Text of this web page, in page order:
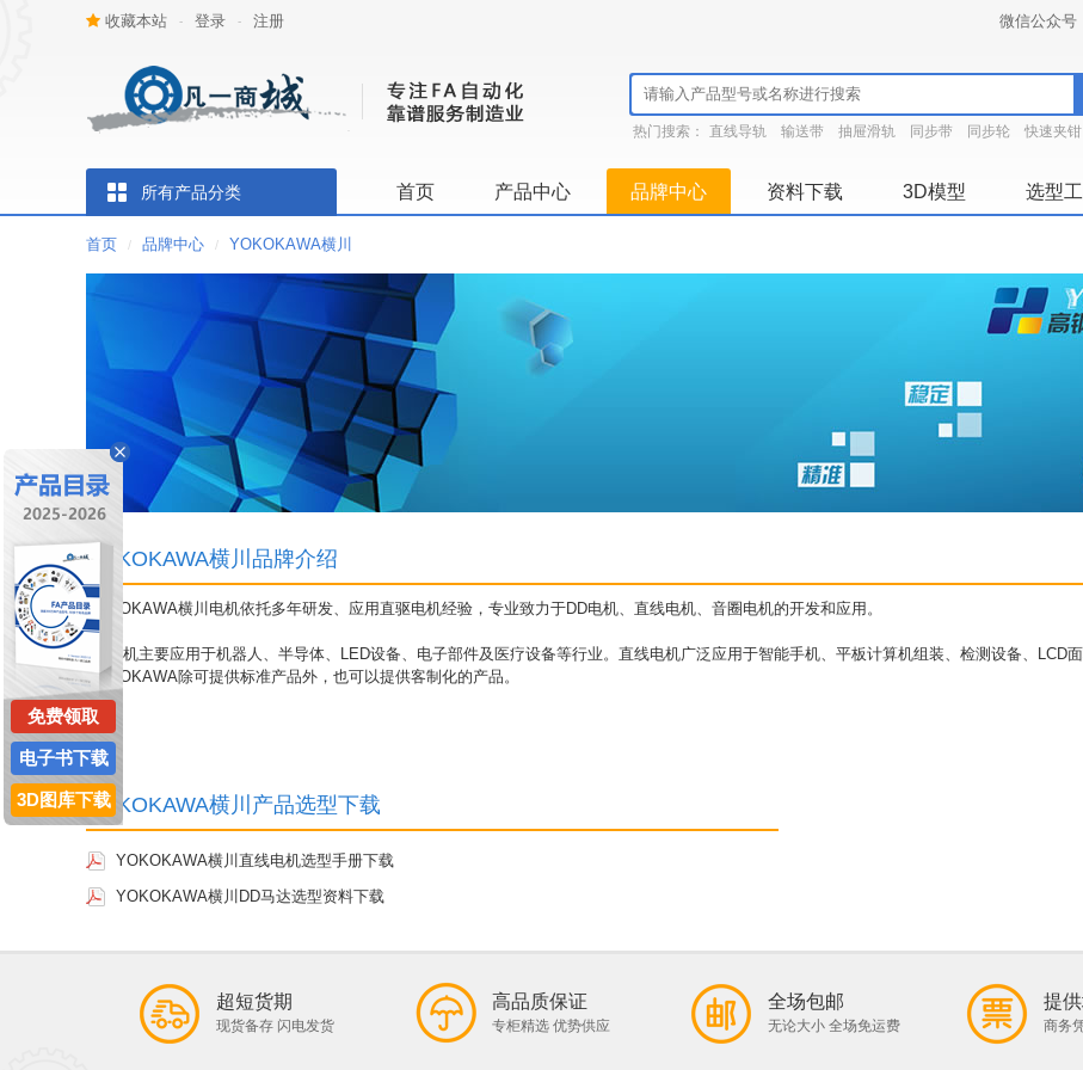
收藏本站 - 登录 - 注册 微信公众号
热门搜索： 直线导轨 输送带 抽屉滑轨 同步带 同步轮 快速夹钳
所有产品分类 首页 产品中心 品牌中心 资料下载 3D模型 选型
首页 / 品牌中心 / YOKOKAWA横川
YOKOKAWA横川品牌介绍
YOKOKAWA横川电机依托多年研发、应用直驱电机经验，专业致力于DD电机、直线电机、音圈电机的开发和应用。
DD电机主要应用于机器人、半导体、LED设备、电子部件及医疗设备等行业。直线电机广泛应用于智能手机、平板计算机组装、检测设备、LCD
YOKOKAWA除可提供标准产品外，也可以提供客制化的产品。
YOKOKAWA横川产品选型下载
YOKOKAWA横川直线电机选型手册下载
YOKOKAWA横川DD马达选型资料下载
超短货期
现货备存 闪电发货
高品质保证
专柜精选 优势供应
全场包邮
无论大小 全场免运费
提
商务
免费领取
电子书下载
3D图库下载